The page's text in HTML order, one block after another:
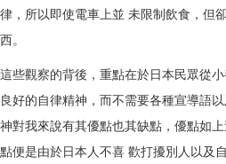
律，所以即使電車上並 未限制飲食，但
西。
這些觀察的背後，重點在於日本民眾從
良好的自律精神，而不需要各種宣導語
神對我來說有其優點也其缺點，優點如
點便是由於日本人不喜 歡打擾別人以及